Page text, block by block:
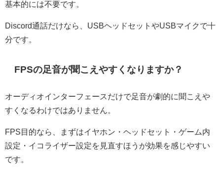
基本的には不要です。
Discord通話だけなら、USBヘッドセットやUSBマイクで十
分です。
FPSの足音が聞こえやすくなりますか？
オーディオインターフェースだけで足音が劇的に聞こえや
すくなるわけではありません。
FPS目的なら、まずはイヤホン・ヘッドセット・ゲーム内
設定・イコライザー設定を見直すほうが効果を感じやすい
です。